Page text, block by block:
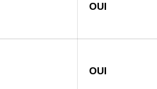
OUI
OUI